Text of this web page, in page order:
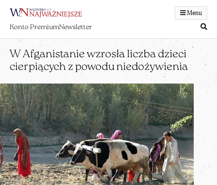
Menu
Konto PremiumNewsletter
W Afganistanie wzrosła liczba dzieci
cierpiących z powodu niedożywienia